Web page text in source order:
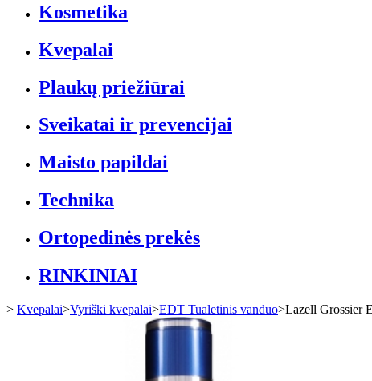
Kosmetika
Kvepalai
Plaukų priežiūrai
Sveikatai ir prevencijai
Maisto papildai
Technika
Ortopedinės prekės
RINKINIAI
> Kvepalai>Vyriški kvepalai>EDT Tualetinis vanduo>Lazell Grossier